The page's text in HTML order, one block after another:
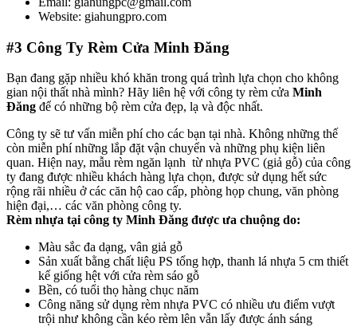
Website: giahungpro.com
#3 Công Ty Rèm Cửa Minh Đăng
Bạn đang gặp nhiều khó khăn trong quá trình lựa chọn cho không
gian nội thất nhà mình? Hãy liên hệ với công ty rèm cửa Minh
Đăng để có những bộ rèm cửa đẹp, lạ và độc nhất.
Công ty sẽ tư vấn miễn phí cho các bạn tại nhà. Không những thế
còn miễn phí những lắp đặt vận chuyển và những phụ kiện liên
quan. Hiện nay, mẫu rèm ngăn lạnh từ nhựa PVC (giả gỗ) của công
ty đang được nhiều khách hàng lựa chọn, được sử dụng hết sức
rộng rãi nhiều ở các căn hộ cao cấp, phòng họp chung, văn phòng
hiện đại,… các văn phòng công ty.
Rèm nhựa tại công ty Minh Đăng được ưa chuộng do:
Màu sắc đa dạng, vân giả gỗ
Sản xuất bằng chất liệu PS tổng hợp, thanh lá nhựa 5 cm thiết
kế giống hệt với cửa rèm sáo gỗ
Bền, có tuổi thọ hàng chục năm
Công năng sử dụng rèm nhựa PVC có nhiều ưu điểm vượt
trội như không cần kéo rèm lên vẫn lấy được ánh sáng